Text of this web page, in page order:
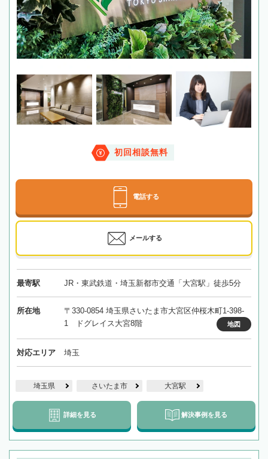
初回相談無料
電話する
メールする
最寄駅 JR・東武鉄道・埼玉新都市交通「大宮駅」徒歩5分
所在地
〒330-0854 埼玉県さいたま市大宮区仲桜木町1-398-
1 ドグレイス大宮8階
地図
対応エリア 埼玉
埼玉県 さいたま市 大宮駅
詳細を見る 解決事例を見る